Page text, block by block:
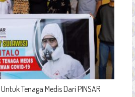
Tenaga Medis Dari PINSAR